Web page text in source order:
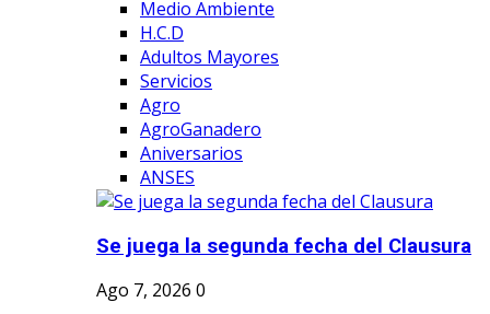
Medio Ambiente
H.C.D
Adultos Mayores
Servicios
Agro
AgroGanadero
Aniversarios
ANSES
Se juega la segunda fecha del Clausura
Ago 7, 2026 0